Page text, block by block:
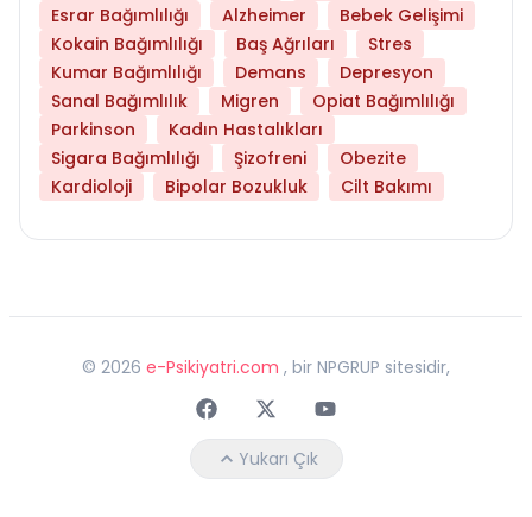
Esrar Bağımlılığı
Alzheimer
Bebek Gelişimi
Kokain Bağımlılığı
Baş Ağrıları
Stres
Kumar Bağımlılığı
Demans
Depresyon
Sanal Bağımlılık
Migren
Opiat Bağımlılığı
Parkinson
Kadın Hastalıkları
Sigara Bağımlılığı
Şizofreni
Obezite
Kardioloji
Bipolar Bozukluk Cilt Bakımı
© 2026 e-Psikiyatri.com , bir NPGRUP sitesidir,
FaceebokTwitterYoutube
Yukarı Çık